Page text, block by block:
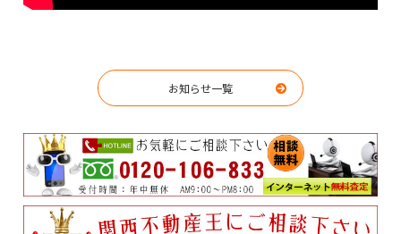
お知らせ一覧